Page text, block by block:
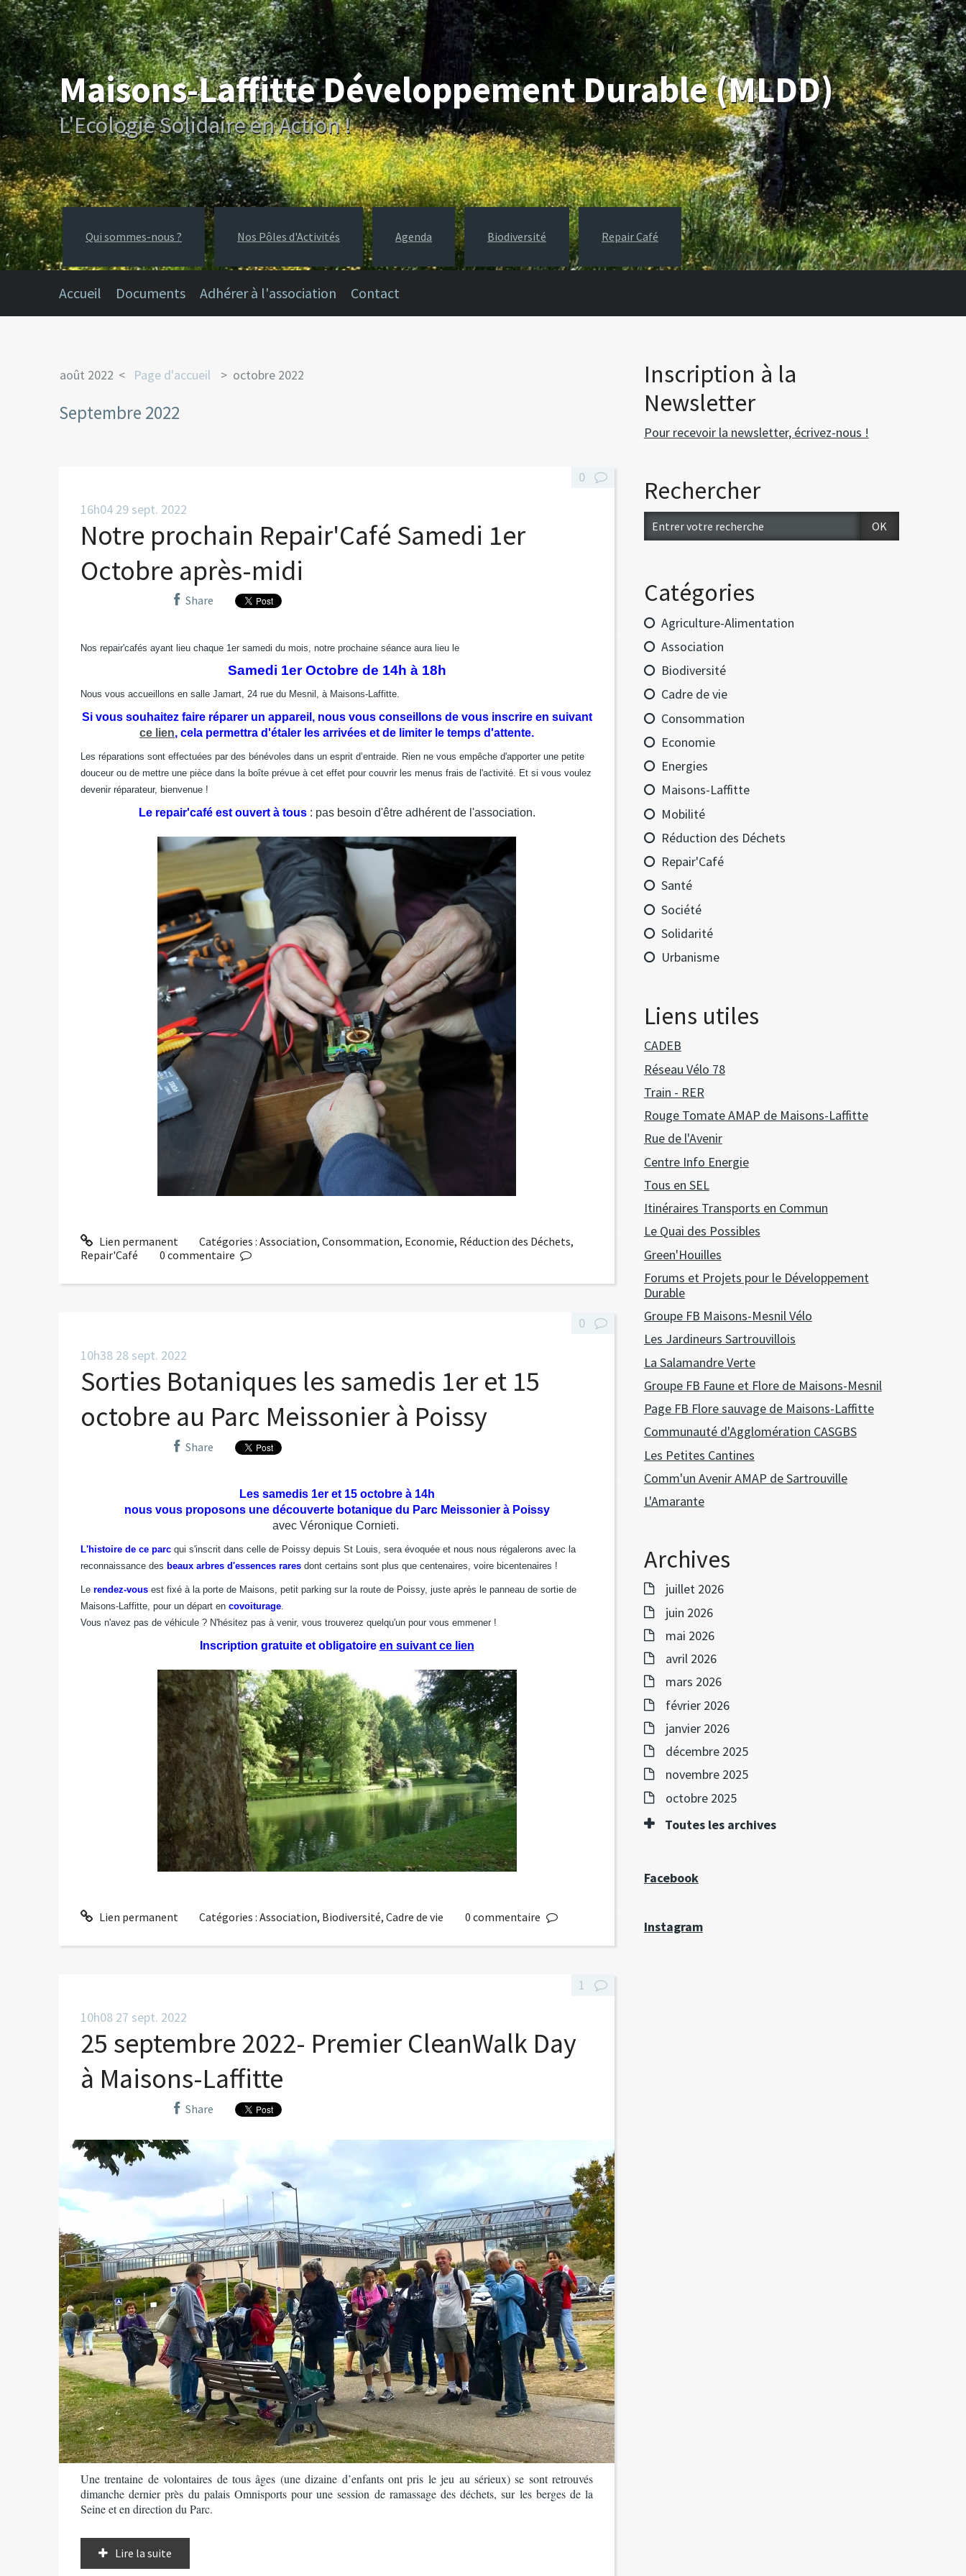
Maisons-Laffitte Développement Durable (MLDD)
L'Ecologie Solidaire en Action !
Qui sommes-nous ? Nos Pôles d'Activités Agenda Biodiversité Repair Café
Accueil Documents Adhérer à l'association Contact
août 2022 Page d'accueil octobre 2022
Septembre 2022
16h04 29 sept. 2022
Notre prochain Repair'Café Samedi 1er
Octobre après-midi
Share
Nos repair'cafés ayant lieu chaque 1er samedi du mois, notre prochaine séance aura lieu le
Samedi 1er Octobre de 14h à 18h
Nous vous accueillons en salle Jamart, 24 rue du Mesnil, à Maisons-Laffitte.
Si vous souhaitez faire réparer un appareil, nous vous conseillons de vous inscrire en suivant
ce lien, cela permettra d'étaler les arrivées et de limiter le temps d'attente.
Les réparations sont effectuées par des bénévoles dans un esprit d’entraide. Rien ne vous empêche d'apporter une petite
douceur ou de mettre une pièce dans la boîte prévue à cet effet pour couvrir les menus frais de l'activité. Et si vous voulez
devenir réparateur, bienvenue !
Le repair'café est ouvert à tous: pas besoin d'être adhérent de l'association.
Lien permanent Catégories :Association,Consommation, Economie, Réduction des Déchets,
Repair'Café
0
0 commentaire
10h38 28 sept. 2022
Sorties Botaniques les samedis 1er et 15
octobre au Parc Meissonier à Poissy
Share
Les samedis 1er et 15 octobre à 14h
nous vous proposons une découverte botanique du Parc Meissonier à Poissy
avec Véronique Cornieti.
L'histoire de ce parc qui s'inscrit dans celle de Poissy depuis St Louis, sera évoquée et nous nous régalerons avec la
reconnaissance des beaux arbres d'essences rares dont certains sont plus que centenaires, voire bicentenaires !
Le rendez-vous est fixé à la porte de Maisons, petit parking sur la route de Poissy, juste après le panneau de sortie de
Maisons-Laffitte, pour un départ en covoiturage.
Vous n'avez pas de véhicule ? N'hésitez pas à venir, vous trouverez quelqu'un pour vous emmener !
Inscription gratuite et obligatoire en suivant ce lien
Lien permanent Catégories :Association, Biodiversité,Cadre de vie
0
0 commentaire
10h08 27 sept. 2022
25 septembre 2022- Premier CleanWalk Day
à Maisons-Laffitte
Share
Une trentaine de volontaires de tous âges (une dizaine d’enfants ont pris le jeu au sérieux) se sont retrouvés
dimanche dernier près du palais Omnisports pour une session de ramassage des déchets, sur les berges de la
Seine et en direction du Parc.
Lire la suite
1
Inscription à la
Newsletter
Pour recevoir la newsletter, écrivez-nous !
Rechercher
Catégories
Agriculture-Alimentation
Association
Biodiversité
Cadre de vie
Consommation
Economie
Energies
Maisons-Laffitte
Mobilité
Réduction des Déchets
Repair'Café
Santé
Société
Solidarité
Urbanisme
Liens utiles
CADEB
Réseau Vélo 78
Train - RER
Rouge Tomate AMAP de Maisons-Laffitte
Rue de l'Avenir
Centre Info Energie
Tous en SEL
Itinéraires Transports en Commun
Le Quai des Possibles
Green'Houilles
Forums et Projets pour le Développement
Durable
Groupe FB Maisons-Mesnil Vélo
Les Jardineurs Sartrouvillois
La Salamandre Verte
Groupe FB Faune et Flore de Maisons-Mesnil
Page FB Flore sauvage de Maisons-Laffitte
Communauté d'Agglomération CASGBS
Les Petites Cantines
Comm'un Avenir AMAP de Sartrouville
L'Amarante
Archives
juillet 2026
juin 2026
mai 2026
avril 2026
mars 2026
février 2026
janvier 2026
décembre 2025
novembre 2025
octobre 2025
Toutes les archives
Facebook
Instagram